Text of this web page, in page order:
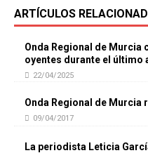
ARTÍCULOS
Onda Regional de Murcia
oyentes durante el último
22/04/2025
Onda Regional de Murcia
09/04/2017
La periodista Leticia